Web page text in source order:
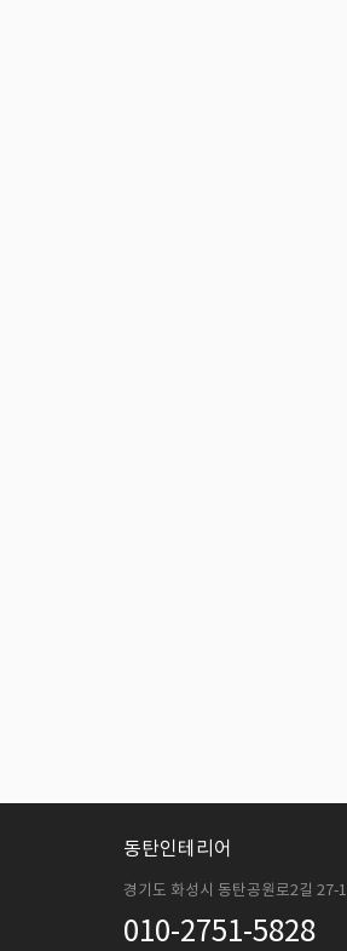
동탄인테리어
경기도 화성시 동탄공원로2길 27-1
010-2751-5828